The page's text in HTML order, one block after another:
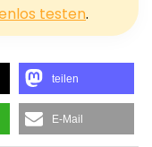
testen.
teilen
E-Mail